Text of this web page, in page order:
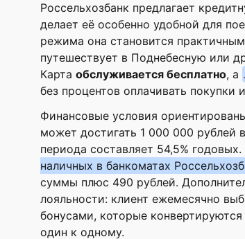
Россельхозбанк предлагает
делает её особенно удобной для
режима она становится
путешествует в Поднебесную или
Карта обслуживается бесплатно, а
без процентов оплачивать покупки
Финансовые условия
может достигать 1 000 000 рублей
периода составляет 54,5% годовых.
наличных в банкоматах
суммы плюс 490 рублей.
лояльности: клиент ежемесячно
бонусами, которые
один к одному.